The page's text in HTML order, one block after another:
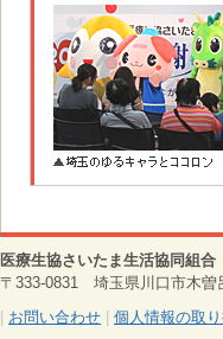
医療生協さいたま生活協同組合
〒333-0831 埼玉県川口市木
お問い合わせ 個人情報の取